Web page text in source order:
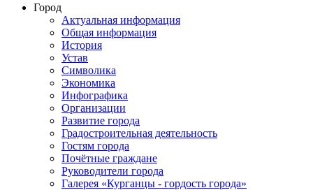
Город
Актуальная информация
Общая информация
История
Устав
Символика
Экономика
Инфографика
Организации
Развитие города
Градостроительная деятельность
Гостям города
Почётные граждане
Руководители города
Галерея «Курганцы - гордость города»